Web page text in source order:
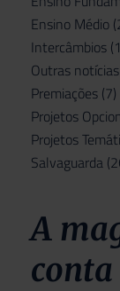
Ensino Médio
Intercâmbios
Outras notícias
Premiações (7)
Projetos
Projetos
Salvaguarda
A
conta